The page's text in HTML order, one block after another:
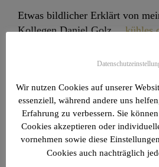
Etwas bildlicher Erklärt von
Kollegen Daniel Golz…kühles
halt selbst!
Also wenn sie den obigen Text
verstanden haben, (hoffe es ist
geschrieben)
Wir nutzen Cookies auf unserer
essenziell, während andere uns
Erfahrung zu verbessern. Sie
Cookies akzeptieren oder
vornehmen sowie diese
Cookies auch nachträglich